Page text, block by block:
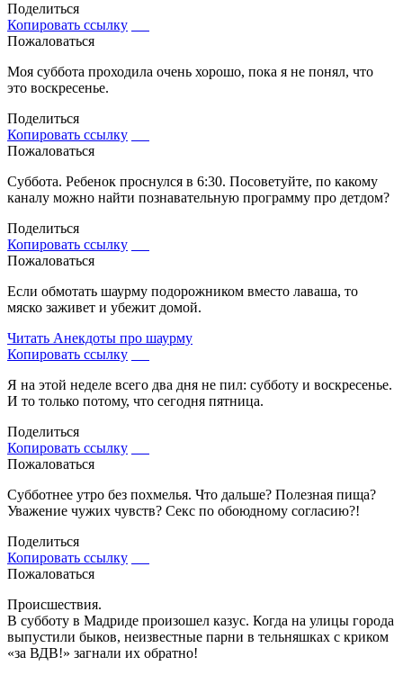
Поделиться
Копировать ссылку
Пожаловаться
Моя суббота проходила очень хорошо, пока я не понял, что
это воскресенье.
Поделиться
Копировать ссылку
Пожаловаться
Суббота. Ребенок проснулся в 6:30. Посоветуйте, по какому
каналу можно найти познавательную программу про детдом?
Поделиться
Копировать ссылку
Пожаловаться
Если обмотать шаурму подорожником вместо лаваша, то
мяско заживет и убежит домой.
Читать Анекдоты про шаурму
Копировать ссылку
Я на этой неделе всего два дня не пил: субботу и воскресенье.
И то только потому, что сегодня пятница.
Поделиться
Копировать ссылку
Пожаловаться
Субботнее утро без похмелья. Что дальше? Полезная пища?
Уважение чужих чувств? Секс по обоюдному согласию?!
Поделиться
Копировать ссылку
Пожаловаться
Происшествия.
В субботу в Мадриде произошел казус. Когда на улицы города
выпустили быков, неизвестные парни в тельняшках с криком
«за ВДВ!» загнали их обратно!